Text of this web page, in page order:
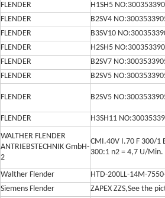
FLENDER
H1SH5
FLENDER
B2SV4
FLENDER
B3SV10
FLENDER
H2SH5
FLENDER
B2SV7
FLENDER
B2SV5
FLENDER B2SV5
FLENDER
H3SH11
WALTHER FLENDER
ANTRIEBSTECHNIK GmbH-
2
CMI.40V I.70 F 300/1
300:1 n2 = 4,7 U/Min.
Walther Flender
HTD-200LL-14M-
Siemens Flender
ZAPEX ZZS,See the